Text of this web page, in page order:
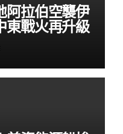
阿拉伯空襲伊
東戰火再升級